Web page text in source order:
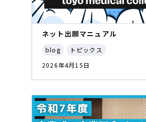
ネット出願マニュアル
blog
トピックス
2026年4月15日